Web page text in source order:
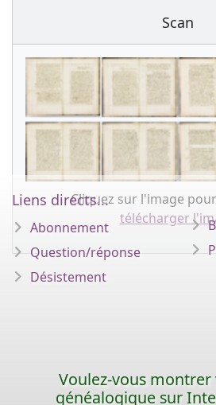
Scan
Cliquez sur l'image
télécharger
Liens directs...
Abonnement
Question/réponse
Désistement
Voulez-vous
généalogique sur